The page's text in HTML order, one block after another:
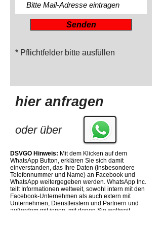
e
d
Senden
* Pflichtfelder bitte ausfüllen
hier anfragen
oder über
DSVGO Hinweis: Mit dem Klicken auf dem
WhatsApp Button, erklären Sie sich damit
einverstanden, das Ihre Daten (insbesondere
Telefonnummer und Name) an Facebook und
WhatsApp weitergegeben werden. WhatsApp Inc.
teilt Informationen weltweit, sowohl intern mit den
Facebook-Unternehmen als auch extern mit
Unternehmen, Dienstleistern und Partnern und
außerdem mit jenen, mit denen Sie weltweit